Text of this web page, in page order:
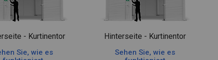
- Kurtinentor
Sie, wie es
Hinterseite - Kurtinentor
Sehen Sie, wie es